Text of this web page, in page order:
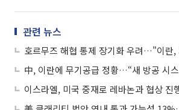
관련 뉴스
호르무즈 해협 통제 장기화 우려…"이란,
中, 이란에 무기공급 정황…“새 방공 시